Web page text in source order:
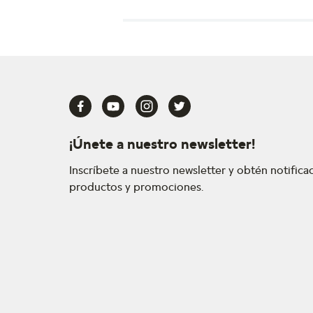
¡Únete a nuestro newsletter!
Inscríbete a nuestro newsletter y obtén
productos y promociones.